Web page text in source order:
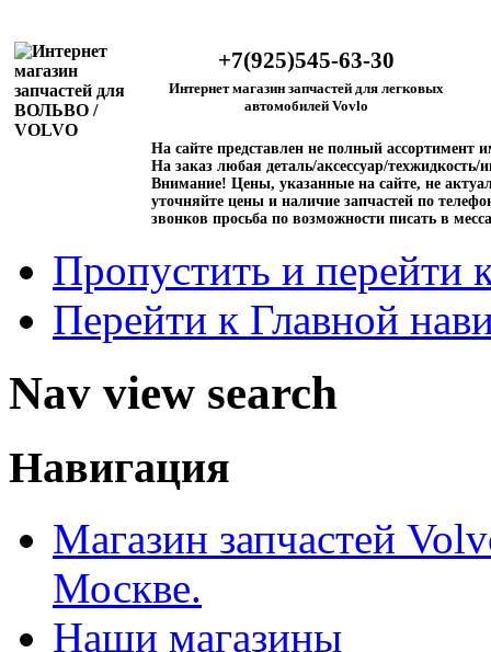
+7(925)545-63-30
Интернет магазин запчастей для легковых
автомобилей Vovlo
На сайте представлен не полный ассортимент
На заказ любая деталь/аксессуар/техжидкость/
Внимание! Цены, указанные на сайте, не
уточняйте цены и наличие запчастей по
звонков просьба по возможности писать в
Пропустить и перейти
Перейти к Главной
Nav view search
Навигация
Магазин запчастей
Москве.
Наши магазины